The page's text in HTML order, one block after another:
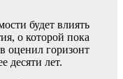
будет влиять
о которой пока
оценил горизонт
десяти лет.